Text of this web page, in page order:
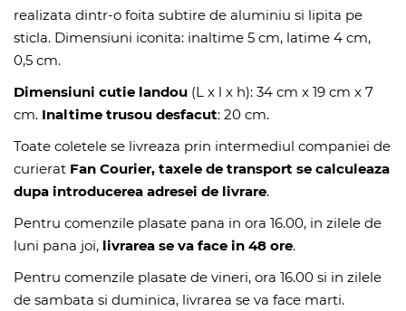
realizata dintr-o foita subtire de aluminiu si lipita pe
sticla. Dimensiuni iconita: inaltime 5 cm, latime 4 cm,
0,5 cm.
Dimensiuni cutie landou (L x l x h): 34 cm x 19 cm x 7
cm. Inaltime trusou desfacut: 20 cm.
Toate coletele se livreaza prin intermediul companiei de
curierat Fan Courier, taxele de transport se calculeaza
dupa introducerea adresei de livrare.
Pentru comenzile plasate pana in ora 16.00, in zilele de
luni pana joi, livrarea se va face in 48 ore.
Pentru comenzile plasate de vineri, ora 16.00 si in zilele
de sambata si duminica, livrarea se va face marti.